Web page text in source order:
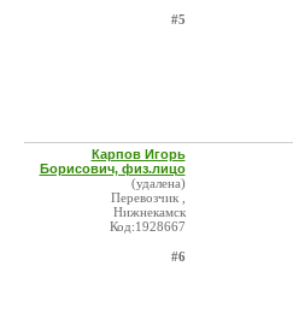
#5
Карпов Игорь
Борисович, физ.лицо
(удалена)
Перевозчик ,
Нижнекамск
Код:1928667
#6